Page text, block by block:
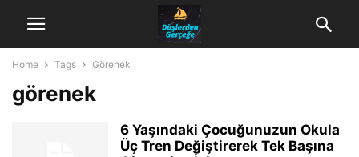
Home Tags Görenek
görenek
6 Yaşındaki Çocuğunuzun Okula
Üç Tren Değiştirerek Tek Başına